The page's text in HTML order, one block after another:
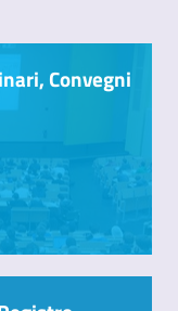
Convegni